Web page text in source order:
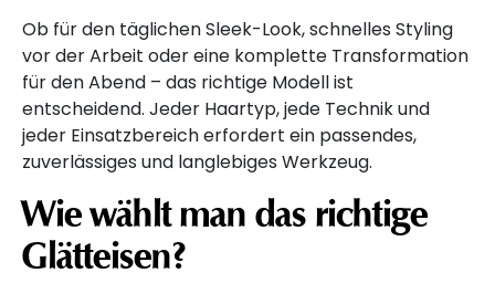
Ob für den täglichen Sleek-Look, schnelles Styling
vor der Arbeit oder eine komplette Transformation
für den Abend – das richtige Modell ist
entscheidend. Jeder Haartyp, jede Technik und
jeder Einsatzbereich erfordert ein passendes,
zuverlässiges und langlebiges Werkzeug.
Wie wählt man das richtige
Glätteisen?